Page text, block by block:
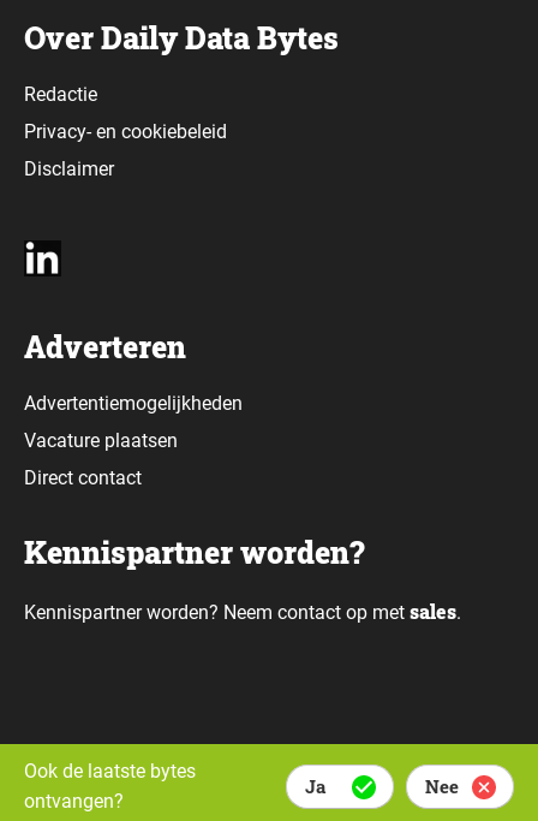
Over Daily Data Bytes
Redactie
Privacy-en cookiebeleid
Disclaimer
Adverteren
Advertentiemogelijkheden
Vacature plaatsen
Direct contact
Kennispartner worden?
Kennispartner worden? Neem contact op met sales.
Alle rechten voorbehouden © Daily Data Bytes 2026. Webdesign door
Whello.
Ook de laatste bytes
ontvangen?
Ja Nee